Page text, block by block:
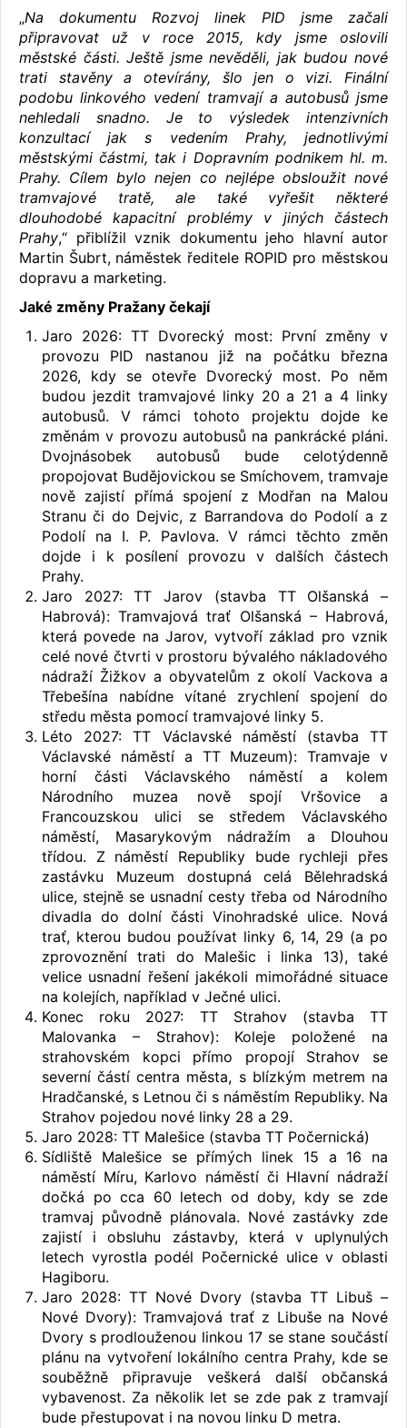
„Na dokumentu Rozvoj linek PID jsme začali
připravovat už v roce 2015, kdy jsme oslovili
městské části. Ještě jsme nevěděli, jak budou nové
trati stavěny a otevírány, šlo jen o vizi. Finální
podobu linkového vedení tramvají a autobusů jsme
nehledali snadno. Je to výsledek intenzivních
konzultací jak s vedením Prahy, jednotlivými
městskými částmi, tak i Dopravním podnikem hl. m.
Prahy. Cílem bylo nejen co nejlépe obsloužit nové
tramvajové tratě, ale také vyřešit některé
dlouhodobé kapacitní problémy v jiných částech
Prahy,“ přiblížil vznik dokumentu jeho hlavní autor
Martin Šubrt, náměstek ředitele ROPID pro městskou
dopravu a marketing.
Jaké změny Pražany čekají
Jaro 2026: TT Dvorecký most: První změny v
provozu PID nastanou již na počátku března
2026, kdy se otevře Dvorecký most. Po něm
budou jezdit tramvajové linky 20 a 21 a 4 linky
autobusů. V rámci tohoto projektu dojde ke
změnám v provozu autobusů na pankrácké pláni.
Dvojnásobek autobusů bude celotýdenně
propojovat Budějovickou se Smíchovem, tramvaje
nově zajistí přímá spojení z Modřan na Malou
Stranu či do Dejvic, z Barrandova do Podolí a z
Podolí na I. P. Pavlova. V rámci těchto změn
dojde i k posílení provozu v dalších částech
Prahy.
Jaro 2027: TT Jarov (stavba TT Olšanská –
Habrová): Tramvajová trať Olšanská – Habrová,
která povede na Jarov, vytvoří základ pro vznik
celé nové čtvrti v prostoru bývalého nákladového
nádraží Žižkov a obyvatelům z okolí Vackova a
Třebešína nabídne vítané zrychlení spojení do
středu města pomocí tramvajové linky 5.
Léto 2027: TT Václavské náměstí (stavba TT
Václavské náměstí a TT Muzeum): Tramvaje v
horní části Václavského náměstí a kolem
Národního muzea nově spojí Vršovice a
Francouzskou ulici se středem Václavského
náměstí, Masarykovým nádražím a Dlouhou
třídou. Z náměstí Republiky bude rychleji přes
zastávku Muzeum dostupná celá Bělehradská
ulice, stejně se usnadní cesty třeba od Národního
divadla do dolní části Vinohradské ulice. Nová
trať, kterou budou používat linky 6, 14, 29 (a po
zprovoznění trati do Malešic i linka 13), také
velice usnadní řešení jakékoli mimořádné situace
na kolejích, například v Ječné ulici.
Konec roku 2027: TT Strahov (stavba TT
Malovanka – Strahov): Koleje položené na
strahovském kopci přímo propojí Strahov se
severní částí centra města, s blízkým metrem na
Hradčanské, s Letnou či s náměstím Republiky. Na
Strahov pojedou nové linky 28 a 29.
Jaro 2028: TT Malešice (stavba TT Počernická)
Sídliště Malešice se přímých linek 15 a 16 na
náměstí Míru, Karlovo náměstí či Hlavní nádraží
dočká po cca 60 letech od doby, kdy se zde
tramvaj původně plánovala. Nové zastávky zde
zajistí i obsluhu zástavby, která v uplynulých
letech vyrostla podél Počernické ulice v oblasti
Hagiboru.
Jaro 2028: TT Nové Dvory (stavba TT Libuš –
Nové Dvory): Tramvajová trať z Libuše na Nové
Dvory s prodlouženou linkou 17 se stane součástí
plánu na vytvoření lokálního centra Prahy, kde se
souběžně připravuje veškerá další občanská
vybavenost. Za několik let se zde pak z tramvají
bude přestupovat i na novou linku D metra.